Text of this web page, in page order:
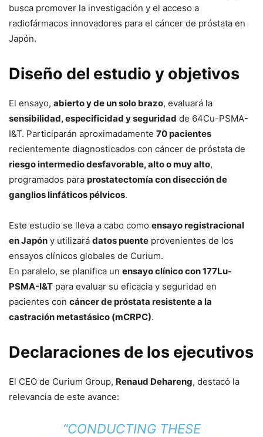
busca promover la investigación y el acceso a
radiofármacos innovadores para el cáncer de próstata en
Japón.
Diseño del estudio y objetivos
El ensayo, abierto y de un solo brazo, evaluará la
sensibilidad, especificidad y seguridad de 64Cu-PSMA-
I&T. Participarán aproximadamente 70 pacientes
recientemente diagnosticados con cáncer de próstata de
riesgo intermedio desfavorable, alto o muy alto,
programados para prostatectomía con disección de
ganglios linfáticos pélvicos.
Este estudio se lleva a cabo como ensayo registracional
en Japón y utilizará datos puente provenientes de los
ensayos clínicos globales de Curium.
En paralelo, se planifica un ensayo clínico con 177Lu-
PSMA-I&T para evaluar su eficacia y seguridad en
pacientes con cáncer de próstata resistente a la
castración metastásico (mCRPC).
Declaraciones de los ejecutivos
El CEO de Curium Group, Renaud Dehareng, destacó la
relevancia de este avance:
“CONDUCTING THESE